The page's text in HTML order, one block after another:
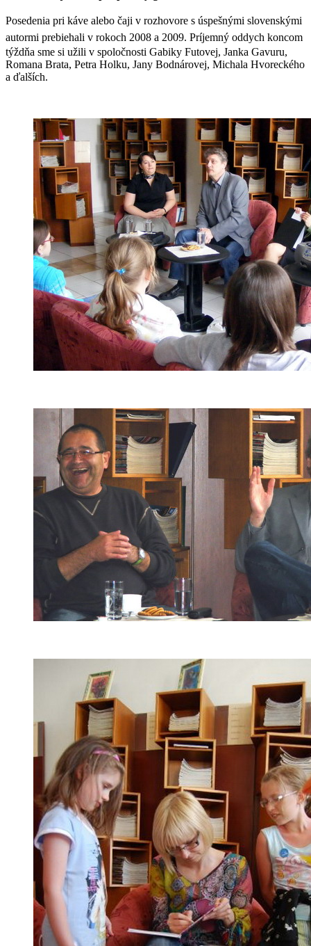
Posedenia pri káve alebo čaji v rozhovore s úspešnými slovenskými
autormi prebiehali v rokoch 2008 a 2009. Príjemný oddych koncom
týždňa sme si užili v spoločnosti Gabiky Futovej, Janka Gavuru,
Romana Brata, Petra Holku, Jany Bodnárovej, Michala Hvoreckého
a ďalších.